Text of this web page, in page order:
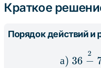
-
: 9
Краткое
Порядок действий и
а) 36 −
2